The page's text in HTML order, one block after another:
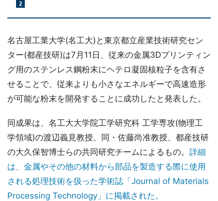
2
名古屋工業大学(名工大)と東京都立産業技術研究セン
ター(都産技研)は7月11日、従来の金属3Dプリンティン
グ用のステンレス鋼粉末にヘテロ凝固核粒子を含有さ
せることで、従来よりも小さなエネルギーで高速造形
が可能な粉末を開発することに成功したと発表した。
同成果は、名工大大学院工学研究科 工学専攻(物理工
学領域)の渡辺義見教授、同・佐藤尚准教授、都産技研
の大久保智博士らの共同研究チームによるもの。 詳細
は、金属やその他の材料から部品を製造する際に使用
される処理技術を扱った学術誌「Journal of Materials
Processing Technology」に掲載された。